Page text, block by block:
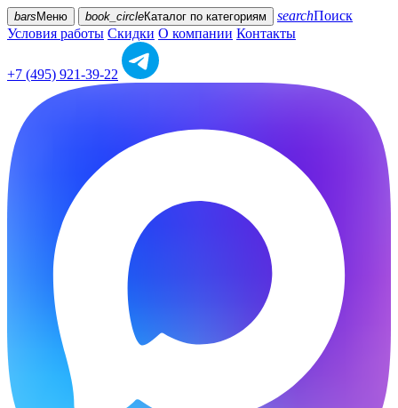
bars Меню book_circleКаталог по категориям searchПоиск
Условия работы Скидки О компании Контакты
+7 (495) 921-39-22